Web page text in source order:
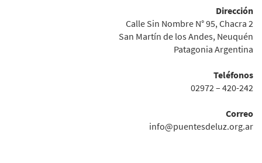
Dirección
Calle Sin Nombre N° 95, Chacra 2
San Martín de los Andes, Neuquén
Patagonia Argentina
Teléfonos
02972 – 420-242
Correo
info@puentesdeluz.org.ar